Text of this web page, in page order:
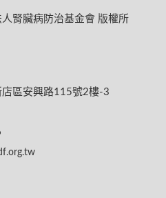
腎臟病防治基金會 版權所
區安興路115號2樓-3